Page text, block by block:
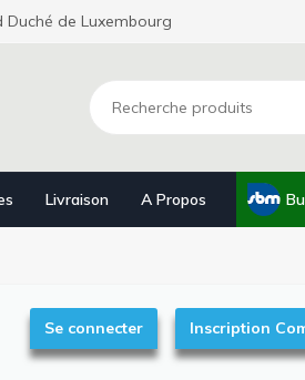
Duché de Luxembourg
Livraison A Propos
Se connecter Inscription